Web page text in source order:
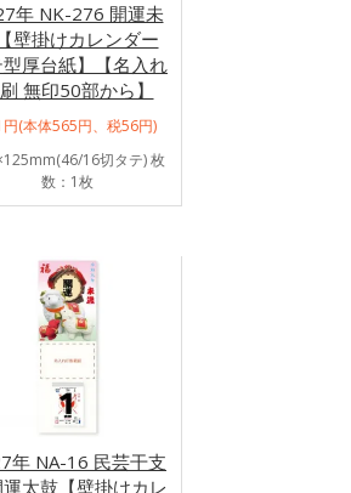
年 NK-276 開運未
壁掛けカレンダー
型厚台紙】【名入れ
無印50部から】
円(本体565円、税56円)
16切タテ) 枚
数：1枚
年 NA-16 民芸干支
運太鼓【壁掛けカレ